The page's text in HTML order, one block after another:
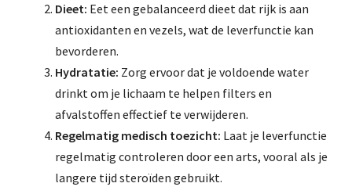
Dieet: Eet een gebalanceerd dieet dat rijk is aan
antioxidanten en vezels, wat de leverfunctie kan
bevorderen.
Hydratatie: Zorg ervoor dat je voldoende water
drinkt om je lichaam te helpen filters en
afvalstoffen effectief te verwijderen.
Regelmatig medisch toezicht: Laat je leverfunctie
regelmatig controleren door een arts, vooral als je
langere tijd steroïden gebruikt.